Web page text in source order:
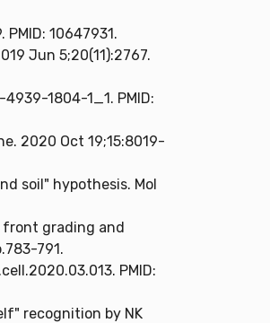
10647931.
Jun 5;20(11):2767.
1804-1_1. PMID:
2020 Oct 19;15:8019-
soil" hypothesis. Mol
front grading and
791.
PMID:
recognition by NK